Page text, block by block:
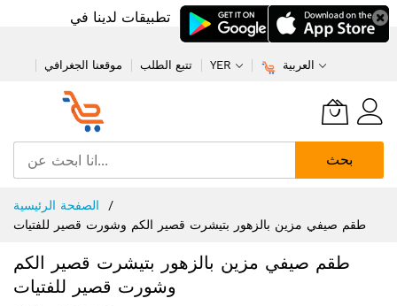
تطبيقات لدينا في
موقعنا الجغرافي تتبع الطلب YER العربية
بحث
إلى
المحتوى
الصفحة الرئيسية
طقم صيفي مزين بالزهور بتيشرت قصير الكم وشورت قصير للفتيات
طقم صيفي مزين بالزهور بتيشرت قصير الكم
وشورت قصير للفتيات